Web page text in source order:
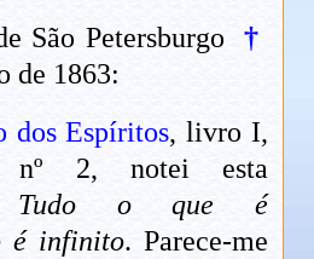
São Petersburgo
†
de 1863:
dos Espíritos, livro I,
nº 2, notei esta
Tudo o que é
é infinito. Parece-me